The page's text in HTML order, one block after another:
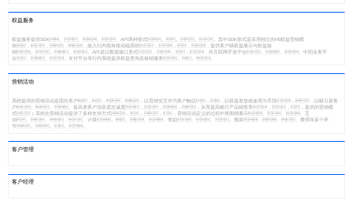
权益服务
权益服务提供SDK、、、、API两种形式。。。。其中SDK形式是采用独立的H5权益营销模
块，，，，嵌入行内现有移动端系统，，，，提供客户级权益展示与权益核
销。。。。API是以数据接口形式，，，，向互联网开放平台、、、中间业务平
台、、、支付平台等行内系统提供权益查询及核销服务。。。
营销活动
系统提供的营销活动是面向客户，，，，以营销交互作为客户触达，，以权益发放或使用为手段，，以吸引新客
户、、、提高老客户活跃度忠诚度，，，，从而提高银行产品销售率，，，提供的营销模
式；系统在营销活动提供了多种支持方式，，，，营销活动定义的过程中将围绕展示、、、互
动、、、、计算、、、、奖励、、、预算、、、费用等多个环
节。。。。
客户管理
客户经理